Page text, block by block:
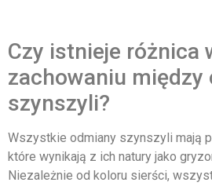
Czy istnieje różnica
zachowaniu między
szynszyli?
Wszystkie odmiany szynszyli mają
które wynikają z ich natury jako
Niezależnie od koloru sierści,